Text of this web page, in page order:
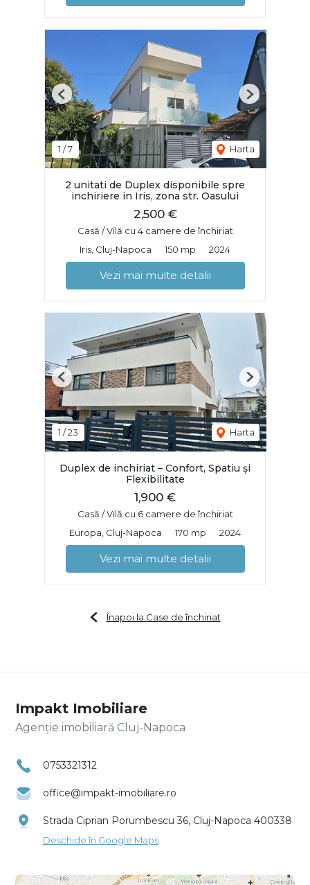
1 /7 Harta
Previous Next
2 unitati de Duplex disponibile spre
inchiriere in Iris, zona str. Oasului
2,500 €
Casă / Vilă cu 4 camere de închiriat
Iris, Cluj-Napoca
150 mp 2024
Vezi mai multe detalii
1 /23 Harta
Previous Next
Duplex de inchiriat – Confort, Spatiu și
Flexibilitate
1,900 €
Casă / Vilă cu 6 camere de închiriat
Europa, Cluj-Napoca
170 mp 2024
Vezi mai multe detalii
Înapoi la Case de închiriat
Impakt Imobiliare
Agenție imobiliară Cluj-Napoca
0753321312
office@impakt-imobiliare.ro
Strada Ciprian Porumbescu 36, Cluj-Napoca 400338
Deschide în Google Maps